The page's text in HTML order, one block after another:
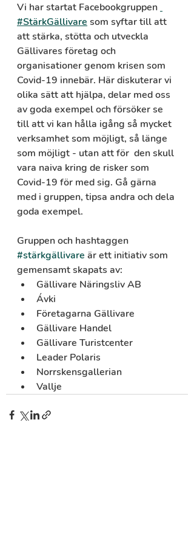
Vi har startat Facebookgruppen
#StärkGällivare som syftar till att
att stärka, stötta och utveckla
Gällivares företag och
organisationer genom krisen som
Covid-19 innebär. Här diskuterar vi
olika sätt att hjälpa, delar med oss
av goda exempel och försöker se
till att vi kan hålla igång så mycket
verksamhet som möjligt, så länge
som möjligt - utan att för  den skull
vara naiva kring de risker som
Covid-19 för med sig. Gå gärna
med i gruppen, tipsa andra och dela
goda exempel.
Gruppen och hashtaggen
#stärkgällivare är ett initiativ som
gemensamt skapats av:
Gällivare Näringsliv AB
Ávki
Företagarna Gällivare
Gällivare Handel
Gällivare Turistcenter
Leader Polaris
Norrskensgallerian
Vallje